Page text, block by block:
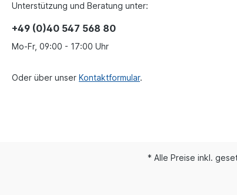
Unterstützung und Beratung unter:
+49 (0)40 547 568 80
Mo-Fr, 09:00 - 17:00 Uhr
Oder über unser Kontaktformular.
* Alle Preise inkl.